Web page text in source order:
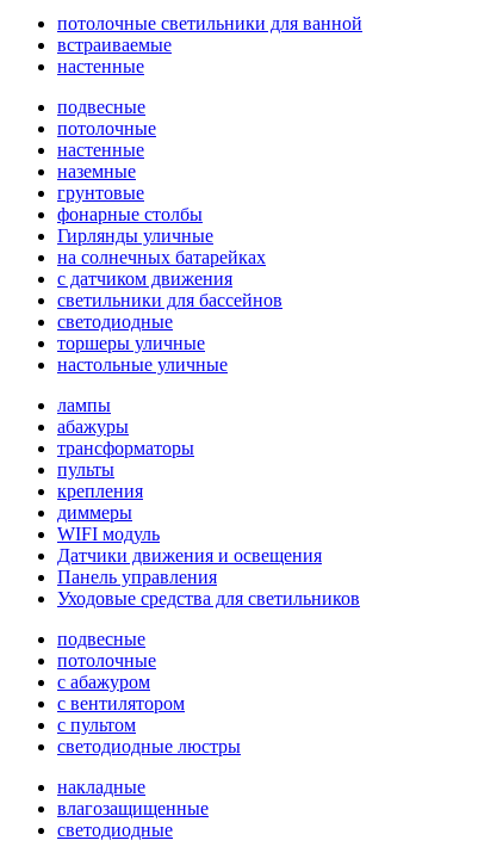
потолочные светильники для ванной
встраиваемые
настенные
подвесные
потолочные
настенные
наземные
грунтовые
фонарные столбы
Гирлянды уличные
на солнечных батарейках
с датчиком движения
светильники для бассейнов
светодиодные
торшеры уличные
настольные уличные
лампы
абажуры
трансформаторы
пульты
крепления
диммеры
WIFI модуль
Датчики движения и освещения
Панель управления
Уходовые средства для светильников
подвесные
потолочные
с абажуром
с вентилятором
с пультом
светодиодные люстры
накладные
влагозащищенные
светодиодные